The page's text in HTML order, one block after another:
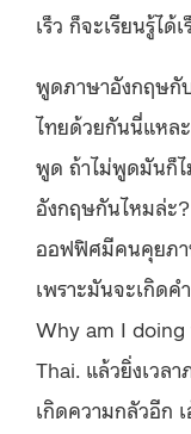
เร็ว ก็จะเรียนรู้ได้เ
พูดภาษาอังกฤษกั
ไทยด้วยกันนี่แหล
พูด ถ้าไม่พูดมันก็ไ
อังกฤษกันไหมล่ะ
ออฟฟิศมีคนคุยภา
เพราะมันจะเกิดค
Why am I doing
Thai. แล้วยิ่งเวล
เกิดความกลัวอีก